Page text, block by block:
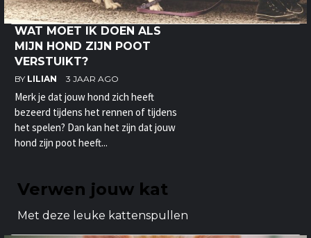
WAT MOET IK DOEN ALS
MIJN HOND ZIJN POOT
VERSTUIKT?
BY LILIAN 3 JAAR AGO
Merk je dat jouw hond zich heeft
bezeerd tijdens het rennen of tijdens
het spelen? Dan kan het zijn dat jouw
hond zijn poot heeft...
Verwen jouw kat
Met deze leuke kattenspullen